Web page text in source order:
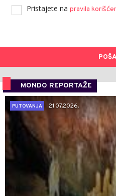
Pristajete na pravila
MONDO REPORTAŽE
PUTOVANJA
21.07.2026.